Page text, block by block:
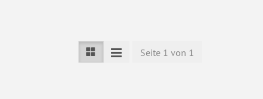
Seite 1 von 1